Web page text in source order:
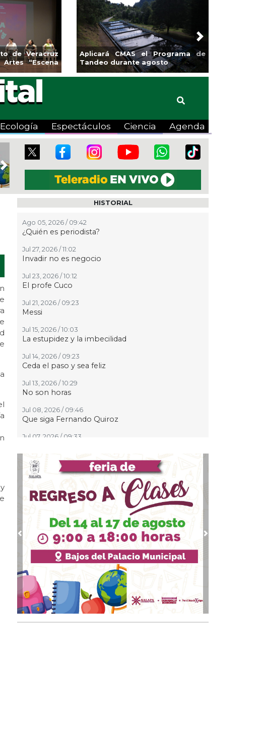
de Veracruz
“Escena
Aplicará CMAS el Programa de
Tandeo durante agosto
Next
Ecología Espectáculos Ciencia Agenda
Next
HISTORIAL
Ago 05, 2026 / 09:42
¿Quién es periodista?
Jul 27, 2026 / 11:02
Invadir no es negocio
Jul 23, 2026 / 10:12
El profe Cuco
Jul 21, 2026 / 09:23
Messi
Jul 15, 2026 / 10:03
La estupidez y la imbecilidad
Jul 14, 2026 / 09:23
Ceda el paso y sea feliz
Jul 13, 2026 / 10:29
No son horas
Jul 08, 2026 / 09:46
Que siga Fernando Quiroz
Jul 07, 2026 / 09:33
Jul 03, 2026 / 09:38
El quinto partido
Jul 02, 2026 / 09:16
Llegar a los 74
Jul 01, 2026 / 09:33
Las piernas nacionales se han cubierto de gloria
Jun 30, 2026 / 09:28
El quinto juego
Jun 25, 2026 / 10:31
Una de cal: México va bien en el Mundial
Jun 24, 2026 / 09:53
El Papa y el arzobispo
Jun 22, 2026 / 09:24
Previous Next